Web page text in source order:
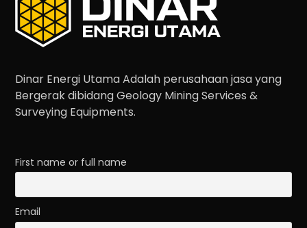
Dinar Energi Utama Adalah perusahaan jasa yang
Bergerak dibidang Geology Mining Services &
Surveying Equipments.
First name or full name
Email